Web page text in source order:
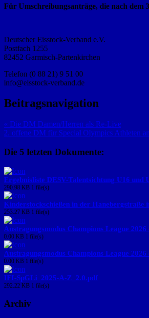
Für Umschreibungsanträge, die nach dem
Deutscher Eisstock-Verband e.V.
Postfach 1255
82452 Garmisch-Partenkirchen
Telefon (0 88 21) 9 51 00
info@eisstock-verband.de
Beitragsnavigation
« Die DM Damen/Herren als Re-Live
2. offene DM für Special Olympics Athleten
Die 5 letzten Dokumente:
Ergebnisliste DESV-Talentsichtung U16 und
290.98 KB 1 file(s)
Kinderstockschießen in der Hanebergstraße
253.27 KB 1 file(s)
Austragungsmodus Champions League
0.00 KB 1 file(s)
Austragungsmodus Champions League
0.00 KB 1 file(s)
IFI-SpGLi_2025-A-Z_2.0.pdf
292.22 KB 1 file(s)
Archiv